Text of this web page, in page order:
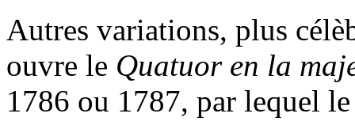
Autres variations, plus
ouvre le Quatuor en la
1786 ou 1787, par lequel